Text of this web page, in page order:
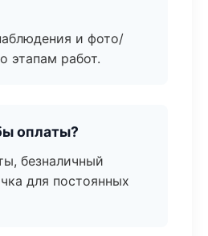
и фото/
этапам работ.
оплаты?
безналичный
для постоянных